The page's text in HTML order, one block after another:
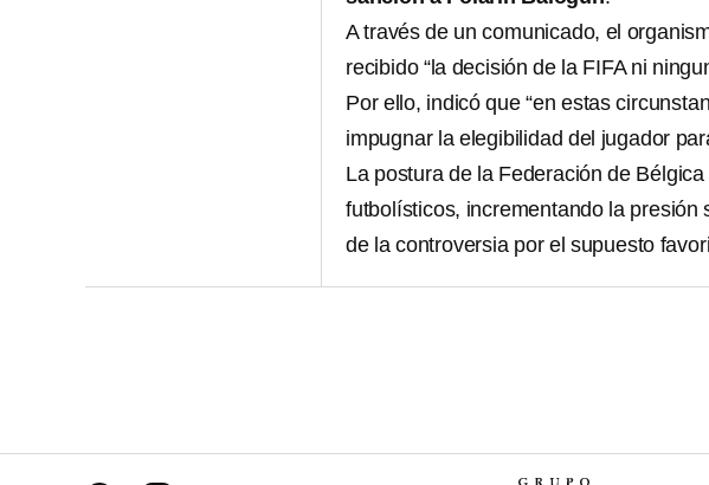
A través de un comunicado, el
recibido “la decisión de la FIFA ni
Por ello, indicó que “en estas
impugnar la elegibilidad del jugador
La postura de la Federación de
futbolísticos, incrementando la presión
de la controversia por el supuesto